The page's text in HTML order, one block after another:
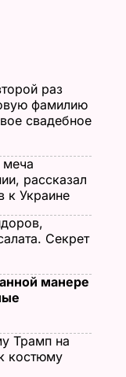
раз
фамилию
свадебное
меча
рассказал
к Украине
Секрет
манере
Трамп на
костюму